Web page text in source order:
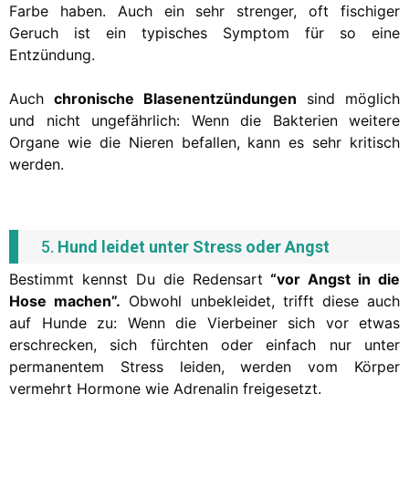
Farbe haben. Auch ein sehr strenger, oft fischiger
Geruch ist ein typisches Symptom für so eine
Entzündung.
Auch chronische Blasenentzündungen sind möglich
und nicht ungefährlich: Wenn die Bakterien weitere
Organe wie die Nieren befallen, kann es sehr kritisch
werden.
5. Hund leidet unter Stress oder Angst
Bestimmt kennst Du die Redensart“vor Angst in die
Hose machen”. Obwohl unbekleidet, trifft diese auch
auf Hunde zu: Wenn die Vierbeiner sich vor etwas
erschrecken, sich fürchten oder einfach nur unter
permanentem Stress leiden, werden vom Körper
vermehrt Hormone wie Adrenalin freigesetzt.